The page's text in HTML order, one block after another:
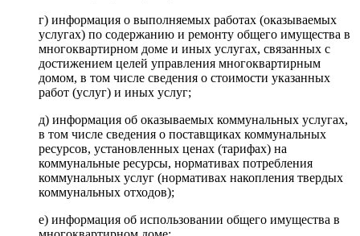
г) информация о выполняемых работах (оказываемых
услугах) по содержанию и ремонту общего имущества в
многоквартирном доме и иных услугах, связанных с
достижением целей управления многоквартирным
домом, в том числе сведения о стоимости указанных
работ (услуг) и иных услуг;
д) информация об оказываемых коммунальных услугах,
в том числе сведения о поставщиках коммунальных
ресурсов, установленных ценах (тарифах) на
коммунальные ресурсы, нормативах потребления
коммунальных услуг (нормативах накопления твердых
коммунальных отходов);
е) информация об использовании общего имущества в